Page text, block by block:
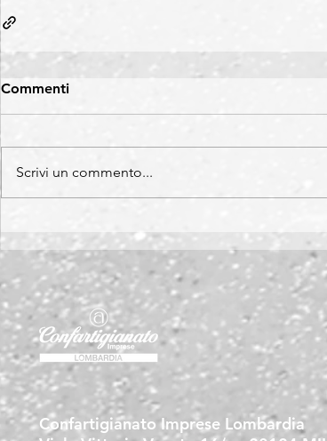
Commenti
Scrivi un commento...
Confartigianato Imprese Lombardia